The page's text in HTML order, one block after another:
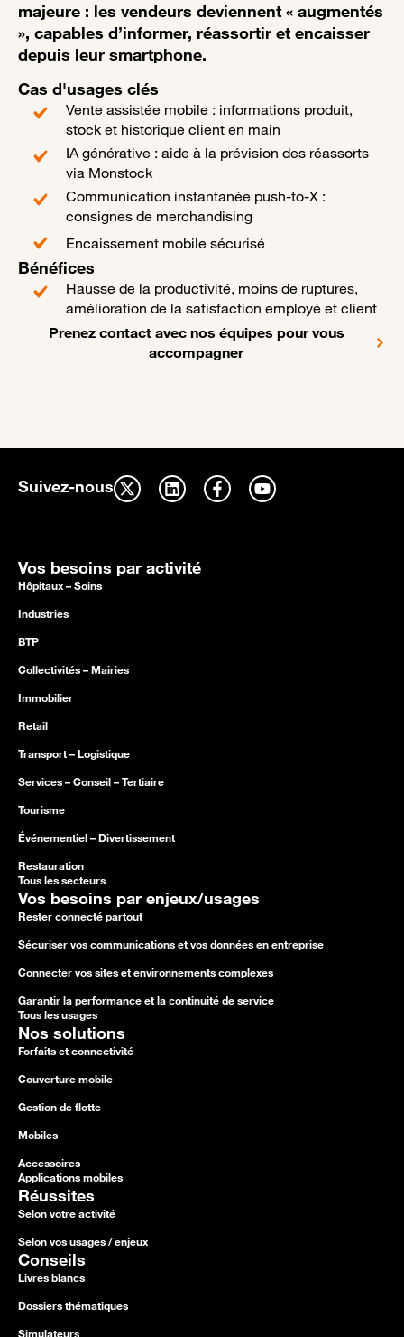
majeure : les vendeurs deviennent « augmentés
», capables d’informer, réassortir et encaisser
depuis leur smartphone.
Cas d'usages clés
Vente assistée mobile : informations produit,
stock et historique client en main
IA générative : aide à la prévision des réassorts
via Monstock
Communication instantanée push-to-X :
consignes de merchandising
Encaissement mobile sécurisé
Bénéfices
Hausse de la productivité, moins de ruptures,
amélioration de la satisfaction employé et client
Prenez contact avec nos équipes pour vous
accompagner
Suivez-nous
Vos besoins par activité
Hôpitaux – Soins
Industries
BTP
Collectivités – Mairies
Immobilier
Retail
Transport – Logistique
Services – Conseil – Tertiaire
Tourisme
Événementiel – Divertissement
Restauration
Tous les secteurs
Vos besoins par enjeux/usages
Rester connecté partout
Sécuriser vos communications et vos données en entreprise
Connecter vos sites et environnements complexes
Garantir la performance et la continuité de service
Tous les usages
Nos solutions
Forfaits et connectivité
Couverture mobile
Gestion de flotte
Mobiles
Accessoires
Applications mobiles
Réussites
Selon votre activité
Selon vos usages / enjeux
Conseils
Livres blancs
Dossiers thématiques
Simulateurs